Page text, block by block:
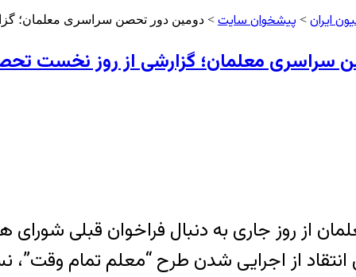
ایران > پیشخوان سایت > دومین دور تحصن سراسری معلمان؛
سراسری معلمان؛ گزارشی از روز نخست
از روز جاری به دنبال فراخوان قبلی
از اجرایی شدن طرح “معلم تمام